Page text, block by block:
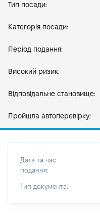
Тип посади:
Категорія посади:
Період подання:
Високий ризик:
Відповідальне становище:
Пройшла автоперевірку:
Дата та час
подання:
Тип документа: